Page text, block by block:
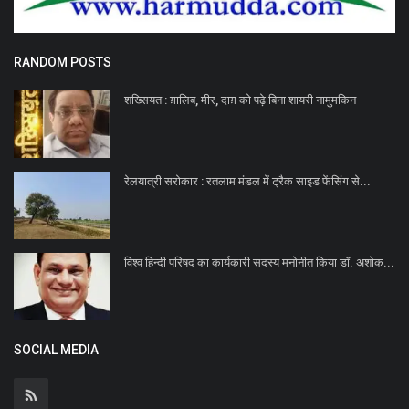
RANDOM POSTS
शख्सियत : ग़ालिब, मीर, दाग़ को पढ़े बिना शायरी नामुमकिन
रेलयात्री सरोकार : रतलाम मंडल में ट्रैक साइड फेंसिंग से...
विश्व हिन्दी परिषद का कार्यकारी सदस्य मनोनीत किया डॉ. अशोक...
SOCIAL MEDIA